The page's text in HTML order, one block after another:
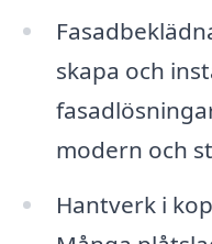
skapa och
modern och
Hantverk i